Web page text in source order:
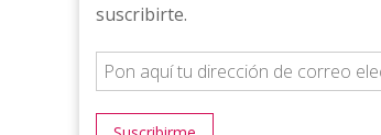
suscribirte.